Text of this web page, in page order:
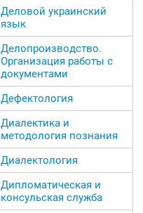
Деловой украинский
язык
Делопроизводство.
Организация работы с
документами
Дефектология
Диалектика и
методология познания
Диалектология
Дипломатическая и
консульская служба